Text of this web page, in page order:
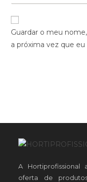
Guardar o meu
a próxima vez que
A Hortiprofissional
oferta de